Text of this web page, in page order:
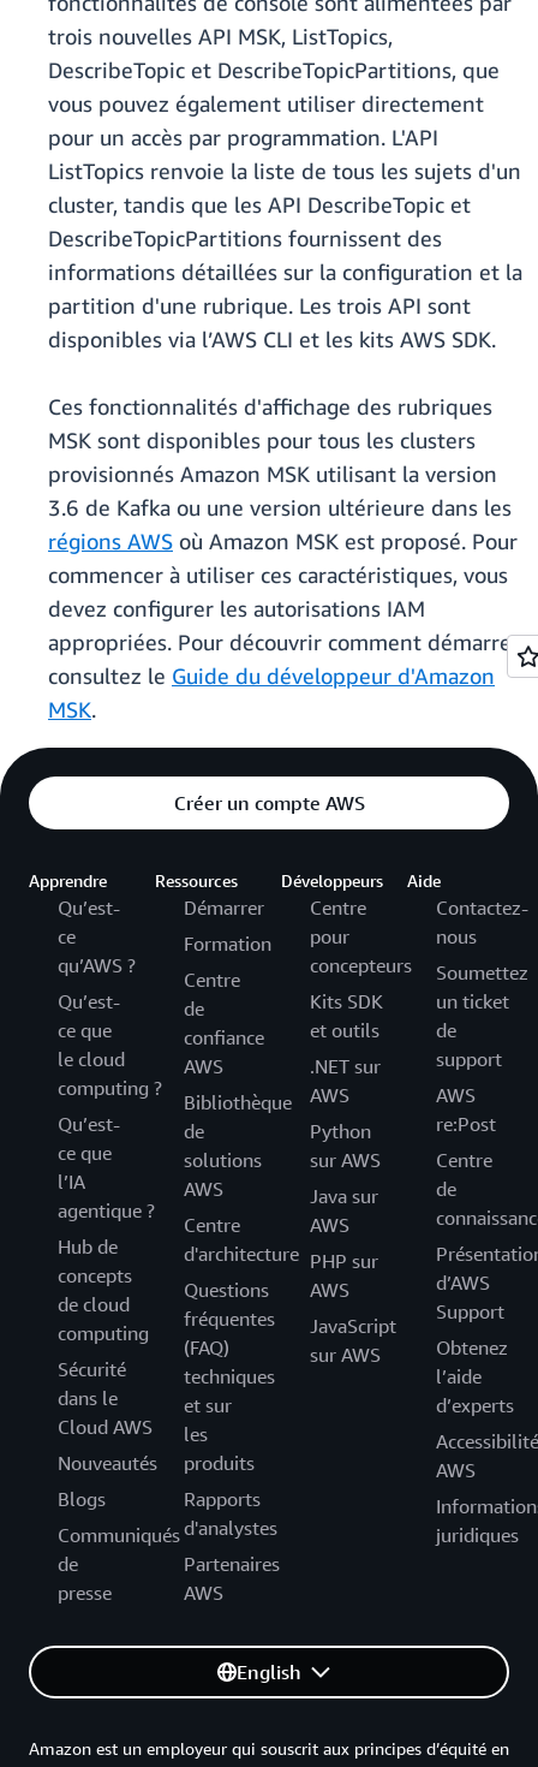
trois nouvelles API MSK, ListTopics,
DescribeTopic et DescribeTopicPartitions, que
vous pouvez également utiliser directement
pour un accès par programmation. L'API
ListTopics renvoie la liste de tous les sujets d'un
cluster, tandis que les API DescribeTopic et
DescribeTopicPartitions fournissent des
informations détaillées sur la configuration et la
partition d'une rubrique. Les trois API sont
disponibles via l’AWS CLI et les kits AWS SDK.
Ces fonctionnalités d'affichage des rubriques
MSK sont disponibles pour tous les clusters
provisionnés Amazon MSK utilisant la version
3.6 de Kafka ou une version ultérieure dans les
régions AWS où Amazon MSK est proposé. Pour
commencer à utiliser ces caractéristiques, vous
devez configurer les autorisations IAM
appropriées. Pour découvrir comment démarrer,
consultez le Guide du développeur d'Amazon
MSK.
Créer un compte AWS
Apprendre
Qu’est-
ce
qu’AWS ?
Qu’est-
ce que
le cloud
computing ?
Qu’est-
ce que
l’IA
agentique ?
Hub de
concepts
de cloud
computing
Sécurité
dans le
Cloud AWS
Nouveautés
Blogs
Communiqués
de
presse
Ressources
Démarrer
Formation
Centre
de
confiance
AWS
Bibliothèque
de
solutions
AWS
Centre
d'architecture
Questions
fréquentes
(FAQ)
techniques
et sur
les
produits
Rapports
d'analystes
Partenaires
AWS
Développeurs
Centre
pour
concepteurs
Kits SDK
et outils
.NET sur
AWS
Python
sur AWS
Java sur
AWS
PHP sur
AWS
JavaScript
sur AWS
Aide
Contactez-
nous
Soumettez
un ticket
de
support
AWS
re:Post
Centre
de
d’AWS
Support
Obtenez
l’aide
d’experts
Accessibilité
AWS
juridiques
English
Amazon est un employeur qui souscrit aux principes d’équité en